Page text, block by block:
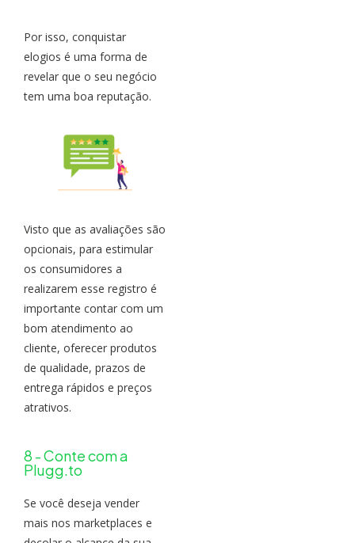
Por isso, conquistar
elogios é uma forma de
revelar que o seu negócio
tem uma boa reputação.
Visto que as avaliações são
opcionais, para estimular
os consumidores a
realizarem esse registro é
importante contar com um
bom atendimento ao
cliente, oferecer produtos
de qualidade, prazos de
entrega rápidos e preços
atrativos.
8 - Conte com a
Plugg.to
Se você deseja vender
mais nos marketplaces e